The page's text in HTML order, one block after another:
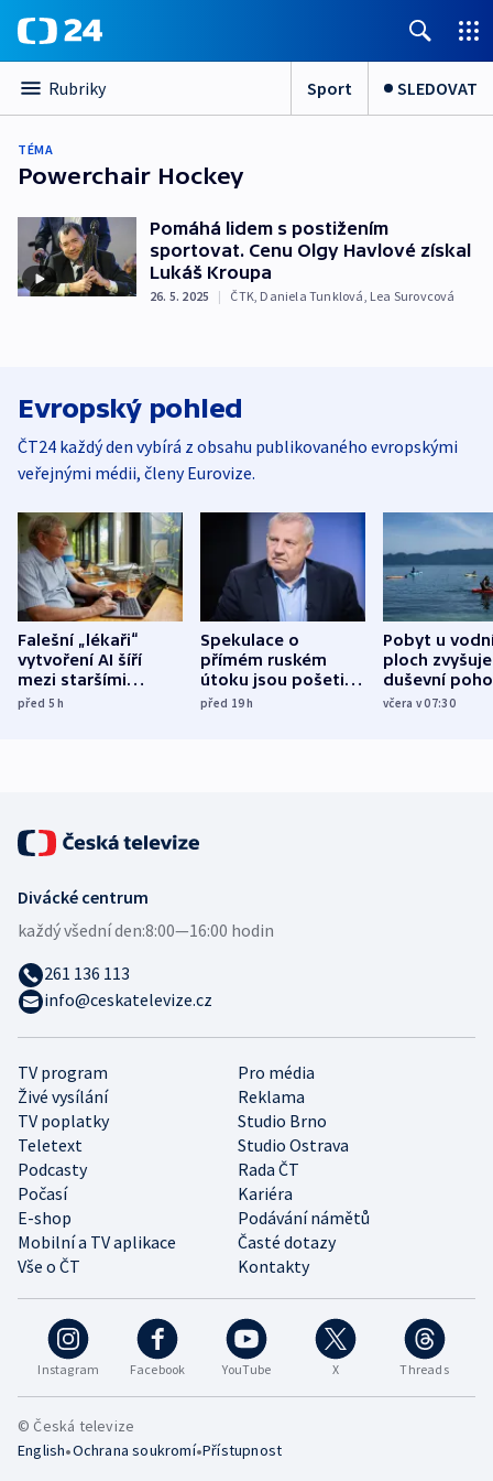
Rubriky Sport SLEDOVAT
TÉMA
Powerchair Hockey
Pomáhá lidem s postižením
sportovat. Cenu Olgy Havlové získal
Lukáš Kroupa
26. 5. 2025 | ČTK, Daniela Tunklová, Lea Surovcová
Evropský pohled
ČT24 každý den vybírá z obsahu publikovaného evropskými
veřejnými médii, členy Eurovize.
Falešní „lékaři“
vytvoření AI šíří
mezi staršími
Poláky nebezpečné
před 5h
Spekulace o
přímém ruském
útoku jsou pošetilé,
míní estonský
před 19h
Pobyt u
ploch zvyšuje
duševní
ukázala
včera v 07:30
Instagram Facebook YouTube X Threads
TV program
Pro média
Živé vysílání
Reklama
TV poplatky
Studio Brno
Teletext
Studio Ostrava
Podcasty
Rada ČT
Počasí
Kariéra
E-shop
Podávání námětů
Mobilní a TV aplikace
Časté dotazy
Vše o ČT
Kontakty
Divácké centrum
každý všední den:8:00—16:00 hodin
261 136 113
info@ceskatelevize.cz
© Česká televize
English•Ochrana soukromí•Přístupnost